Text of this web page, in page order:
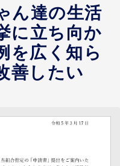
ん達の生活
に立ち向か
を広く知ら
善したい